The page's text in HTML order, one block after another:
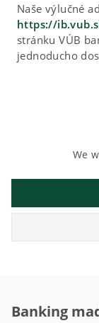
Naše výlučné
https://
stránku VÚB
jednoducho
We
Banking